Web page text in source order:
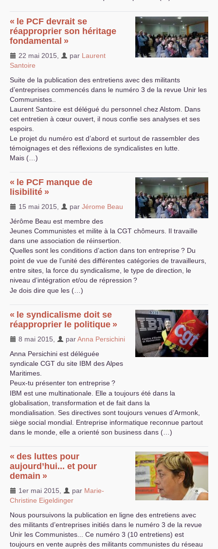
« le PCF devrait se
réapproprier son héritage
fondamental »
22 mai 2015 par Laurent
Santoire
Suite de la publication des entretiens avec des militants
d’entreprises commencés dans le numéro 3 de la revue Unir les
Communistes..
Laurent Santoire est délégué du personnel chez Alstom. Dans
cet entretien à cœur ouvert, il nous confie ses analyses et ses
espoirs.
Le projet du numéro est d’abord et surtout de rassembler des
témoignages et des réflexions de syndicalistes en lutte.
Mais (…)
« le PCF manque de
lisibilité »
15 mai 2015 par Jérome Beau
Jérôme Beau est membre des
Jeunes Communistes et milite à la CGT chômeurs. Il travaille
dans une association de réinsertion.
Quelles sont les conditions d’action dans ton entreprise? Du
point de vue de l’unité des différentes catégories de travailleurs,
entre sites, la force du syndicalisme, le type de direction, le
niveau d’intégration et/ou de répression ?
Je dois dire que les (…)
« le syndicalisme doit se
réapproprier le politique »
8 mai 2015 parAnna Persichini
Anna Persichini est déléguée
syndicale CGT du site IBM des Alpes
Maritimes.
Peux-tu présenter ton entreprise?
IBM est une multinationale. Elle a toujours été dans la
globalisation, transformation et de fait dans la
mondialisation. Ses directives sont toujours venues d’Armonk,
siège social mondial. Entreprise informatique reconnue partout
dans le monde, elle a orienté son business dans (…)
« des luttes pour
aujourd’hui... et pour
demain »
1er mai 2015 par Marie-
Christine Eigeldinger
Nous poursuivons la publication en ligne des entretiens avec
des militants d’entreprises initiés dans le numéro 3 de la revue
Unir les Communistes... Ce numéro 3 (10 entretiens) est
toujours en vente auprès des militants communistes du réseau